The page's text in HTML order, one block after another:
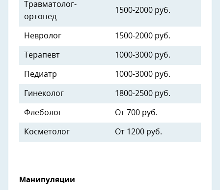
Травматолог-
ортопед
1500-2000 руб.
Невролог 1500-2000 руб.
Терапевт 1000-3000 руб.
Педиатр 1000-3000 руб.
Гинеколог 1800-2500 руб.
Флеболог От 700 руб.
Косметолог От 1200 руб.
Манипуляции